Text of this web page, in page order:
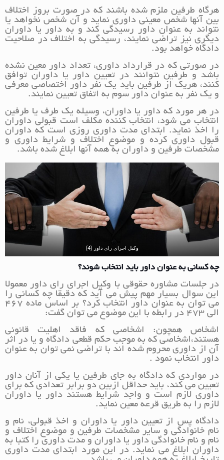
هرگاه طرفین ملزم شده باشند که در صورت بروز اختلاف
بین آنها شخص معینی داوری نماید و آن شخص نخواهد یا
نتواند به عنوان داور رسیدگی کند و به داور یا داوران
دیگری نیز تراضی نمایند، رسیدگی به اختلاف در صلاحیت
دادگاه خواهد بود.
در صورتی که در قرارداد داوری، تعداد داور معین نشده
باشد و طرفین نتوانند در تعیین داور یا داوران توافق
کنند، هریک از طرفین باید یک نفر داور اختصاصی معرفی
و یک نفر به عنوان داور سوم به اتفاق تعیین نمایند.
در هر مورد که داور یا داوران، وسیله یک طرف یا طرفین
انتخاب می شود، انتخاب کننده مکلف است قبولی داوران
را اخذ نماید. ابتدای مدت داوری روزی است که داوران
قبول داوری کرده و موضوع اختلاف و شرایط داوری و
مشخصات طرفین و داوران به همه آنها ابلاغ شده باشد.
وکیل اجرای رای داور (4)
چه کسانی به عنوان داور باید انتخاب شوند؟
در جلسات مشاوره حقوقی با وکیل اجرای رای داور معمولا
این سوال بسیار مهم پیش می آید که دقیقا چه کسانی را
می توان به عنوان داور انتخاب کرد؟ بر اساس ماده 467
الی 473 در رابطه با این موضوع می توان گفت:
اشخاص همچون: اشخاصی که فاقد اهلیت قانونی
هستند،اشخاصی که به موجب حکم قطعی دادگاه و یا در اثر
آن از داوری محروم شده اند با تراضی نمی توان به عنوان
داور انتخاب نمود .
در مواردی که دادگاه به جای طرفین یا یکی از آنان داور
تعیین می کند، باید حداقل ازبین دو برابر تعدادی که برای
داوری لازم است و واجد شرایط هستند داور یا داوران
لازم را به طریق قرعه معین نماید.
دادگاه پس از تعیین داور یا داوران و اخذ قبولی، نام و
نام خانوادگی و سایر مشخصات طرفین و موضوع اختلاف و
نام و نام خانوادگی داور یا داوران و مدت داوری را کتبا به
داوران ابلاغ می نماید. در این مورد ابتدای مدت داوری